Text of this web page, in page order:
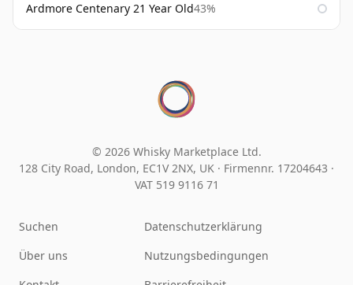
Ardmore Centenary 21 Year Old43%
© 2026 Whisky Marketplace Ltd.
128 City Road, London, EC1V 2NX, UK · Firmennr. 17204643 ·
VAT 519 9116 71
Suchen
Über uns
Datenschutzerklärung
Nutzungsbedingungen